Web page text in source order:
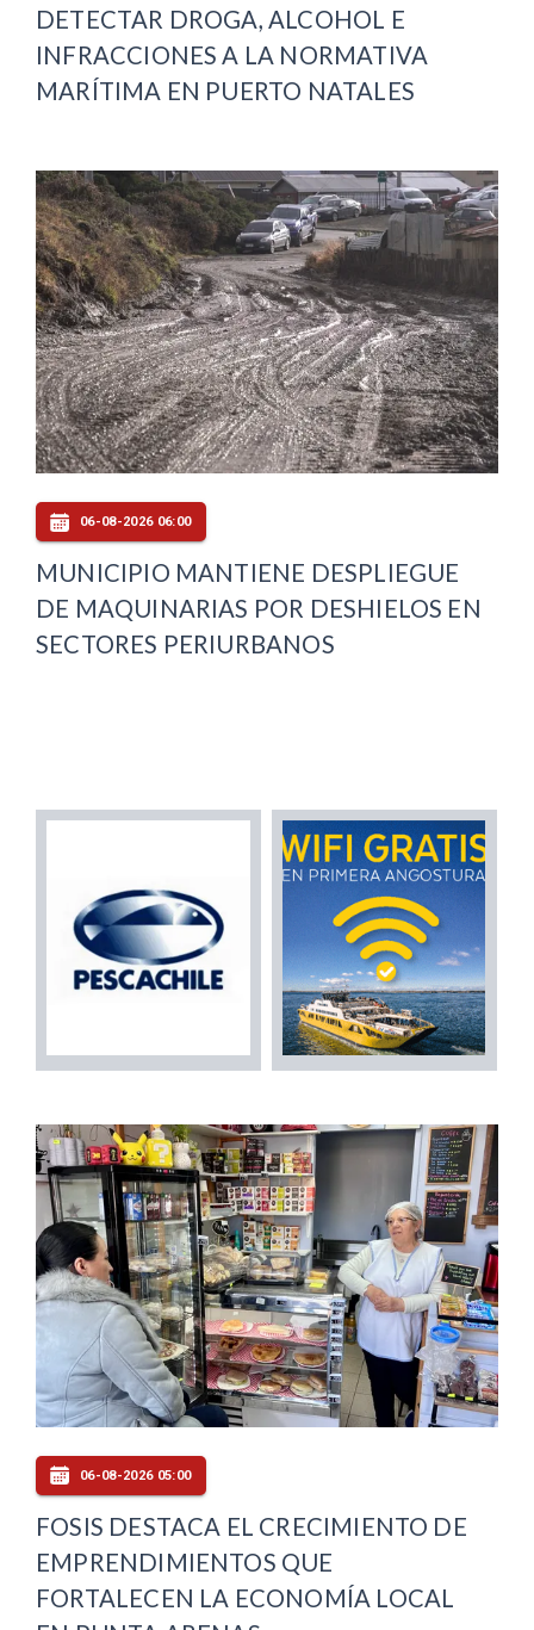
DETECTAR DROGA, ALCOHOL E
INFRACCIONES A LA NORMATIVA
MARÍTIMA EN PUERTO NATALES
06-08-2026 06:00
MUNICIPIO MANTIENE DESPLIEGUE
DE MAQUINARIAS POR DESHIELOS EN
SECTORES PERIURBANOS
06-08-2026 05:00
FOSIS DESTACA EL CRECIMIENTO DE
EMPRENDIMIENTOS QUE
FORTALECEN LA ECONOMÍA LOCAL